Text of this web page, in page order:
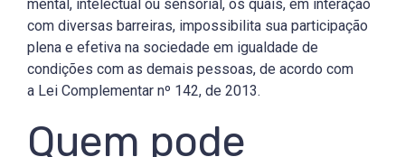
mental, intelectual ou sensorial, os quais, em interação
com diversas barreiras, impossibilita sua participação
plena e efetiva na sociedade em igualdade de
condições com as demais pessoas, de acordo com
a Lei Complementar nº 142, de 2013.
Quem pode